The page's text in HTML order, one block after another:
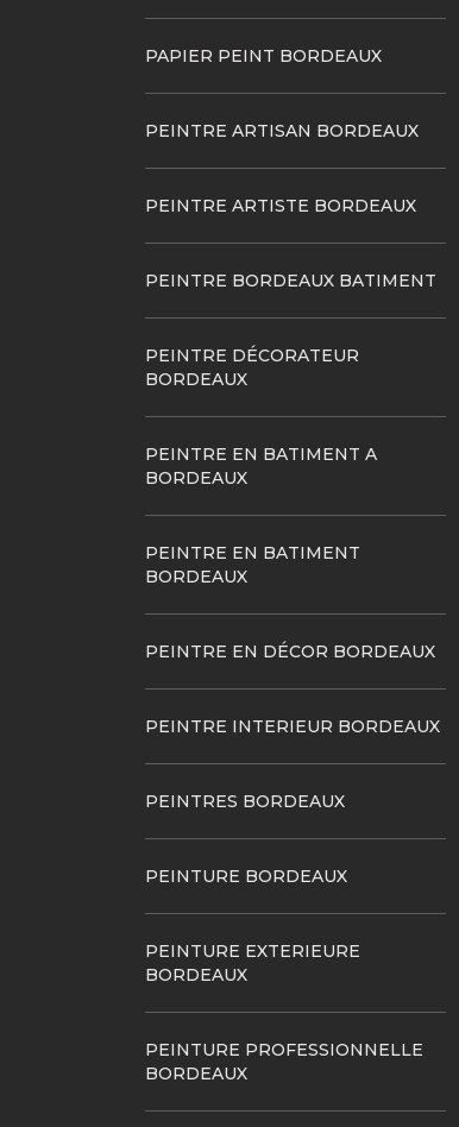
PAPIER PEINT BORDEAUX
PEINTRE ARTISAN BORDEAUX
PEINTRE ARTISTE BORDEAUX
PEINTRE BORDEAUX BATIMENT
PEINTRE DÉCORATEUR
BORDEAUX
PEINTRE EN BATIMENT A
BORDEAUX
PEINTRE EN BATIMENT
BORDEAUX
PEINTRE EN DÉCOR BORDEAUX
PEINTRE INTERIEUR BORDEAUX
PEINTRES BORDEAUX
PEINTURE BORDEAUX
PEINTURE EXTERIEURE
BORDEAUX
PEINTURE PROFESSIONNELLE
BORDEAUX